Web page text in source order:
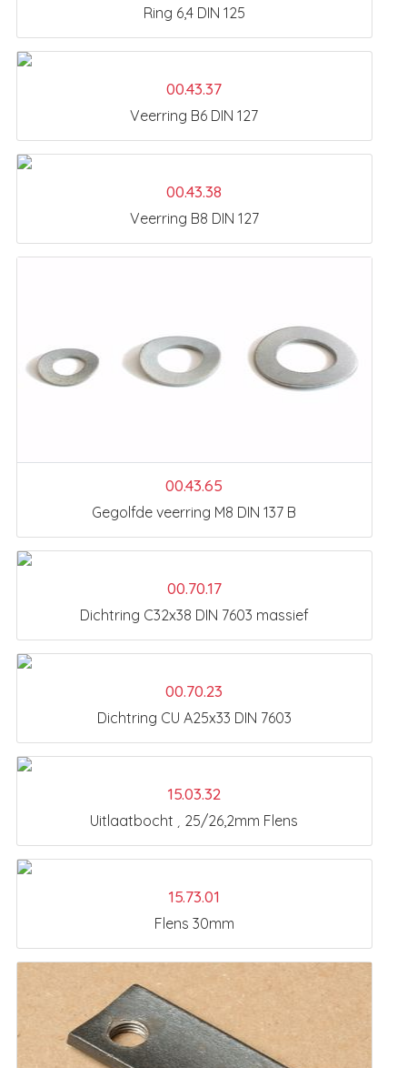
Ring 6,4 DIN 125
00.43.37
Veerring B6 DIN 127
00.43.38
Veerring B8 DIN 127
00.43.65
Gegolfde veerring M8 DIN 137 B
00.70.17
Dichtring C32x38 DIN 7603 massief
00.70.23
Dichtring CU A25x33 DIN 7603
15.03.32
Uitlaatbocht ¸ 25/26,2mm Flens
15.73.01
Flens 30mm